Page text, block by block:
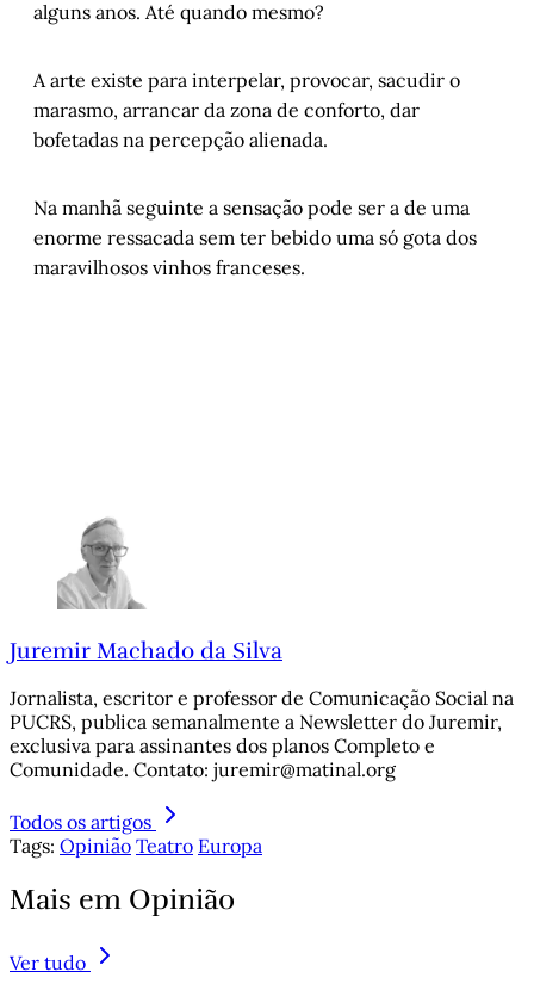
alguns anos. Até quando mesmo?
A arte existe para interpelar, provocar, sacudir o
marasmo, arrancar da zona de conforto, dar
bofetadas na percepção alienada.
Na manhã seguinte a sensação pode ser a de uma
enorme ressacada sem ter bebido uma só gota dos
maravilhosos vinhos franceses.
Juremir Machado da Silva
Jornalista, escritor e professor de Comunicação Social na
PUCRS, publica semanalmente a Newsletter do Juremir,
exclusiva para assinantes dos planos Completo e
Comunidade. Contato: juremir@matinal.org
Todos os artigos
Tags: Opinião Teatro Europa
Mais em Opinião
Ver tudo